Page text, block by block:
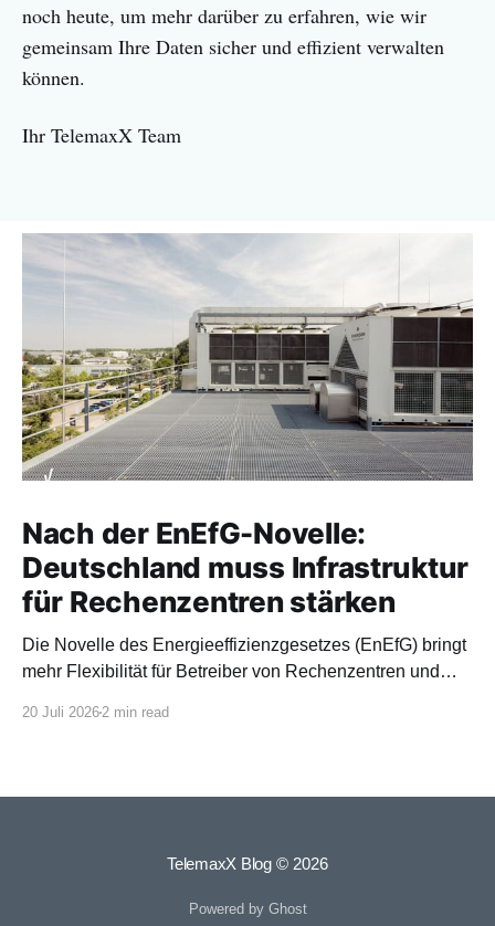
noch heute, um mehr darüber zu erfahren, wie wir
gemeinsam Ihre Daten sicher und effizient verwalten
können.
Ihr TelemaxX Team
Nach der EnEfG-Novelle:
Deutschland muss Infrastruktur
für Rechenzentren stärken
Die Novelle des Energieeffizienzgesetzes (EnEfG) bringt
mehr Flexibilität für Betreiber von Rechenzentren und
20 Juli 20262 min read
TelemaxX Blog © 2026
Powered by Ghost